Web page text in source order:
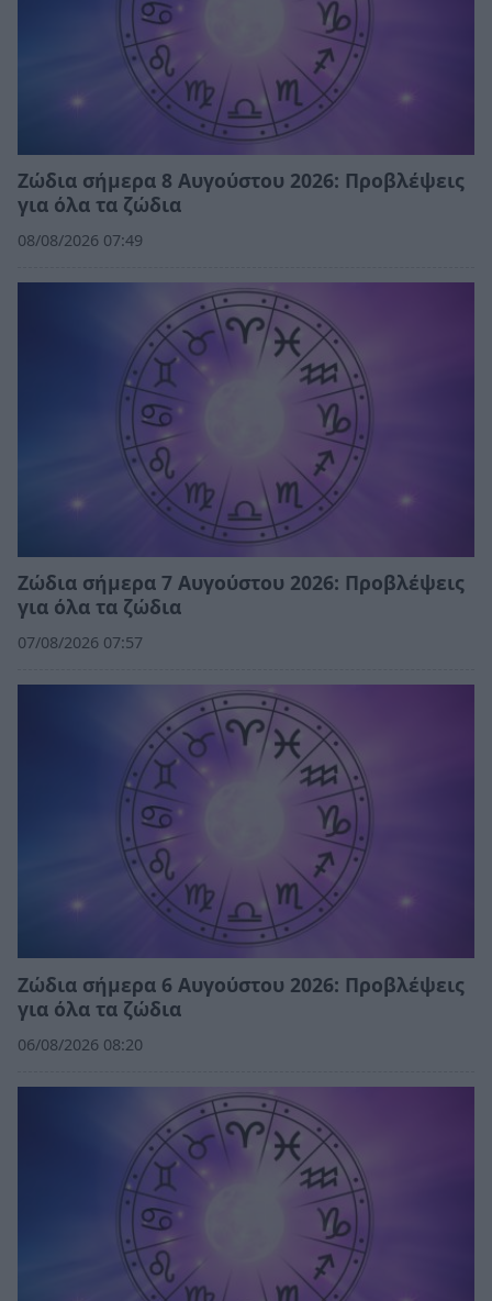
Ζώδια σήμερα 8 Αυγούστου 2026: Προβλέψεις
για όλα τα ζώδια
08/08/2026 07:49
Ζώδια σήμερα 7 Αυγούστου 2026: Προβλέψεις
για όλα τα ζώδια
07/08/2026 07:57
Ζώδια σήμερα 6 Αυγούστου 2026: Προβλέψεις
για όλα τα ζώδια
06/08/2026 08:20